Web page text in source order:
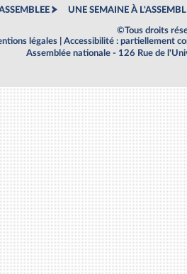
UNE SEMAINE À
©Tous droits
légales
Accessibilité : partiellement
Assemblée nationale - 126 Rue de